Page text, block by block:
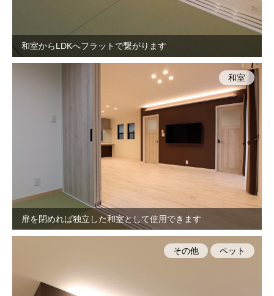
和室からLDKへフラットで繋がります
扉を閉めれば独立した和室として使用できます
和室
その他 ペット